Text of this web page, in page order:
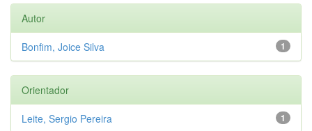
Autor
1
Bonfim, Joice Silva
Orientador
1
Leite, Sergio Pereira